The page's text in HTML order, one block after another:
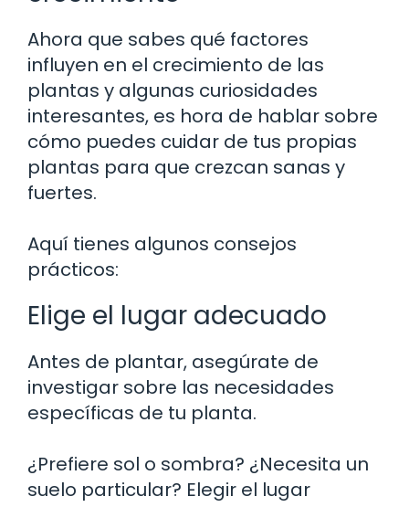
Ahora que sabes qué factores
influyen en el crecimiento de las
plantas y algunas curiosidades
interesantes, es hora de hablar sobre
cómo puedes cuidar de tus propias
plantas para que crezcan sanas y
fuertes.
Aquí tienes algunos consejos
prácticos:
Elige el lugar adecuado
Antes de plantar, asegúrate de
investigar sobre las necesidades
específicas de tu planta.
¿Prefiere sol o sombra? ¿Necesita un
suelo particular? Elegir el lugar